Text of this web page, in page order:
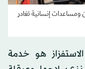
ومساعدات إنسانية تغادر
هو خدمة